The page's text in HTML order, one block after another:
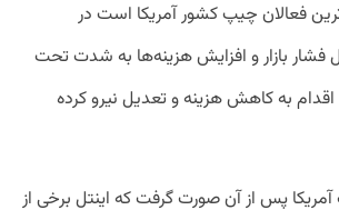
فعالان چیپ کشور آمریکا است در
فشار بازار و افزایش هزینه‌ها به شدت تحت
به کاهش هزینه و تعدیل نیرو کرده
پس از آن صورت گرفت که اینتل برخی از